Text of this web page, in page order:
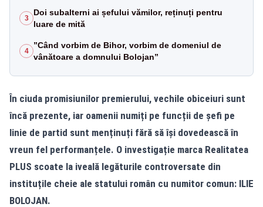
3
Doi subalterni ai șefului vămilor, reținuți pentru
luare de mită
4
”Când vorbim de Bihor, vorbim de domeniul de
vânătoare a domnului Bolojan”
În ciuda promisiunilor premierului, vechile obiceiuri sunt
încă prezente, iar oamenii numiți pe funcții de șefi pe
linie de partid sunt menținuți fără să își dovedească în
vreun fel performanțele. O investigație marca Realitatea
PLUS scoate la iveală legăturile controversate din
instituțile cheie ale statului român cu numitor comun: ILIE
BOLOJAN.